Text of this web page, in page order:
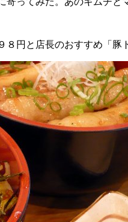
円と店長のおすすめ「豚